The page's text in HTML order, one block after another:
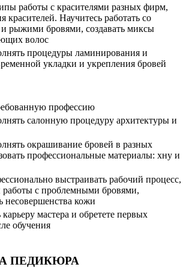
работы с красителями разных фирм,
Научитесь работать со
рыжими бровями, создавать миксы
волос
процедуры ламинирования и
укладки и укрепления бровей
профессию
салонную процедуру архитектуры и
окрашивание бровей в разных
профессиональные материалы: хну и
выстраивать рабочий процесс,
с проблемными бровями,
несовершенства кожи
мастера и обретете первых
обучения
ПЕДИКЮРА